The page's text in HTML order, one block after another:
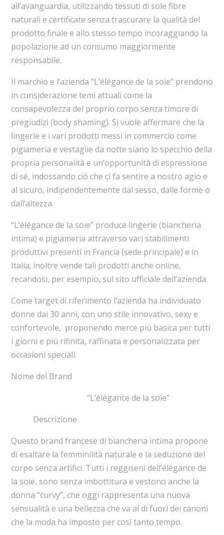
all’avanguardia, utilizzando tessuti di sole fibre
naturali e certificate senza trascurare la qualità del
prodotto finale e allo stesso tempo incoraggiando la
popolazione ad un consumo maggiormente
responsabile.
Il marchio e l’azienda “L’élégance de la soie” prendono
in considerazione temi attuali come la
consapevolezza del proprio corpo senza timore di
pregiudizi (body shaming). Si vuole affermare che la
lingerie e i vari prodotti messi in commercio come
pigiameria e vestaglie da notte siano lo specchio della
propria personalità e un’opportunità di espressione
di sé, indossando ciò che ci fa sentire a nostro agio e
al sicuro, indipendentemente dal sesso, dalle forme o
dall’altezza.
“L’élégance de la soie” produce lingerie (biancheria
intima) e pigiameria attraverso vari stabilimenti
produttivi presenti in Francia (sede principale) e in
Italia; inoltre vende tali prodotti anche online,
recandosi, per esempio, sul sito ufficiale dell’azienda.
Come target di riferimento l’azienda ha individuato
donne dai 30 anni, con uno stile innovativo, sexy e
confortevole, proponendo merce più basica per tutti
i giorni e più rifinita, raffinata e personalizzata per
occasioni speciali.
Nome del Brand
“L’élégance de la soie”
Descrizione
Questo brand francese di biancheria intima propone
di esaltare la femminilità naturale e la seduzione del
corpo senza artifici. Tutti i reggiseni dell’élégance de
la soie, sono senza imbottitura e vestono anche la
donna “curvy”, che oggi rappresenta una nuova
sensualità e una bellezza che va al di fuori dei canoni
che la moda ha imposto per così tanto tempo.